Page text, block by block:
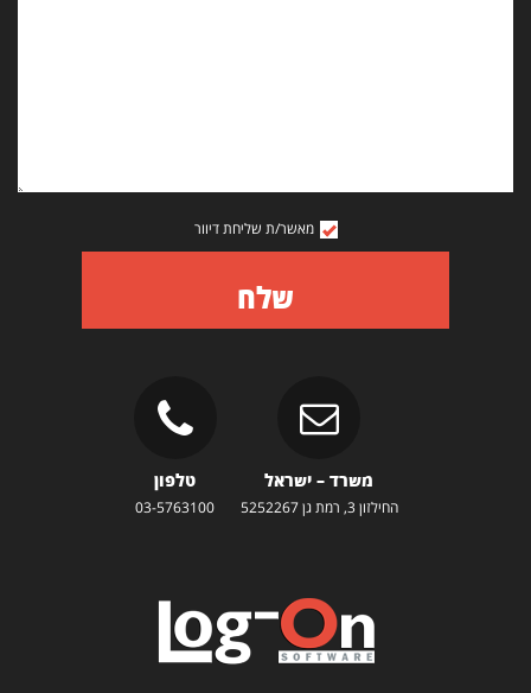
מאשר/ת שליחת דיוור
שלח
משרד – ישראל
החילזון 3, רמת גן 5252267
טלפון
03-5763100